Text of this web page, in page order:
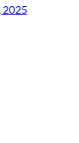
2025